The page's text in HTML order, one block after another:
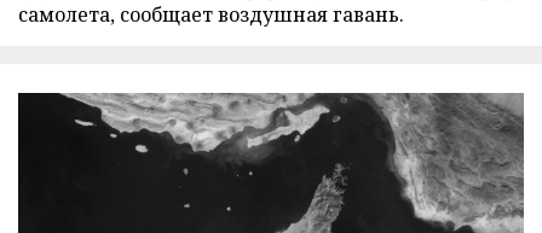
самолета, сообщает воздушная гавань.